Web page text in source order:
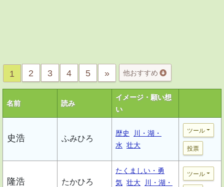
1 2 3 4 5 » 他おすすめ
名前 読み
イメージ・願い想
い
史浩 ふみひろ
歴史
川・湖・
水 壮大
ツール
投票
隆浩 たかひろ
たくましい・勇
気 壮大
川・湖・
ツール